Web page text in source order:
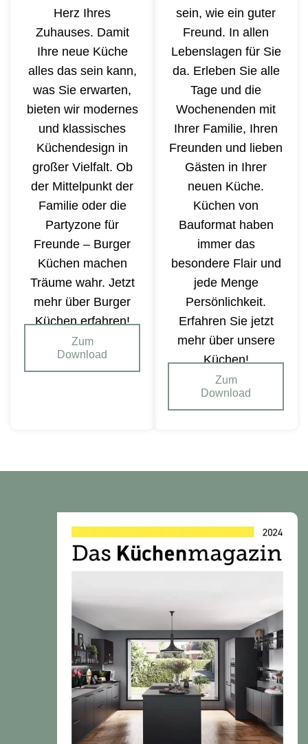
Herz Ihres
Zuhauses. Damit
Ihre neue Küche
alles das sein kann,
was Sie erwarten,
bieten wir modernes
und klassisches
Küchendesign in
großer Vielfalt. Ob
der Mittelpunkt der
Familie oder die
Partyzone für
Freunde – Burger
Küchen machen
Träume wahr. Jetzt
mehr über Burger
Küchen erfahren!
Zum
Download
sein, wie ein guter
Freund. In allen
Lebenslagen für Sie
da. Erleben Sie alle
Tage und die
Wochenenden mit
Ihrer Familie, Ihren
Freunden und lieben
Gästen in Ihrer
neuen Küche.
Küchen von
Bauformat haben
immer das
besondere Flair und
jede Menge
Persönlichkeit.
Erfahren Sie jetzt
mehr über unsere
Küchen!
Zum
Download